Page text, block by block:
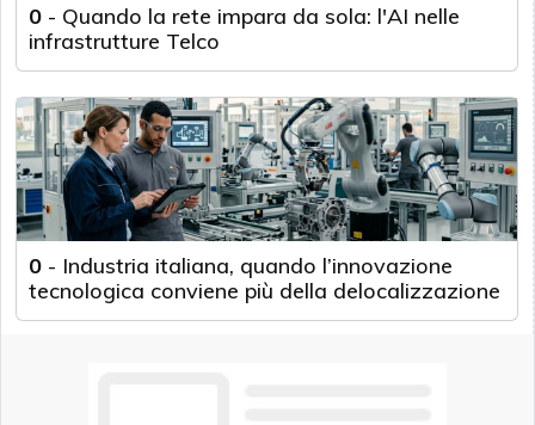
0 - Quando la rete impara da sola: l'AI nelle
infrastrutture Telco
0 - Industria italiana, quando l’innovazione
tecnologica conviene più della delocalizzazione